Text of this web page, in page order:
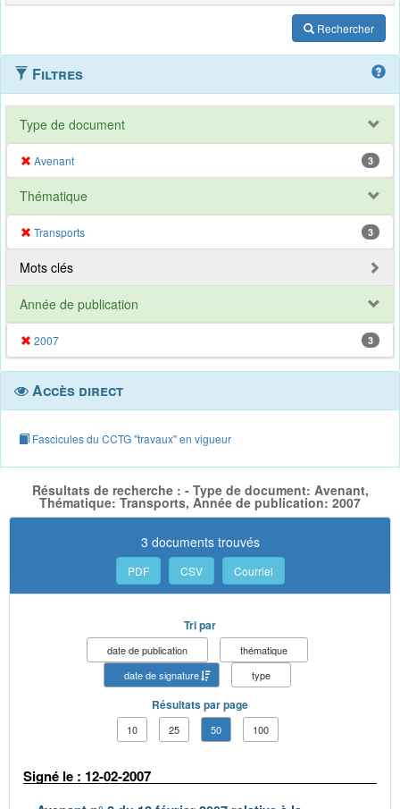
Rechercher
Filtres
Type de document
Avenant 3
Thématique
Transports 3
Mots clés
Année de publication
2007 3
Accès direct
Fascicules du CCTG "travaux" en vigueur
Résultats de recherche : - Type de document: Avenant,
Thématique: Transports, Année de publication: 2007
3 documents trouvés
PDF CSV Courriel
Tri par
date de publication
thématique
date de signature
type
Résultats par page
10 25 50 100
Signé le : 12-02-2007